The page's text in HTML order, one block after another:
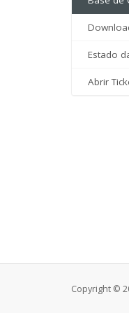
Estado
Abrir
Copyright ©